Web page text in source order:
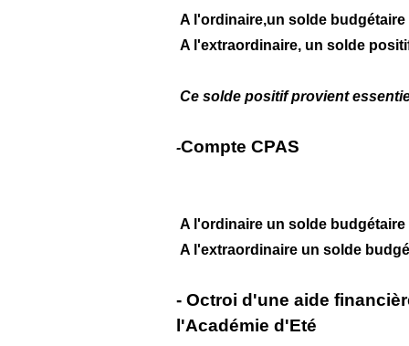
A l'ordinaire,un solde budgétaire
A l'extraordinaire, un solde
Ce solde positif provient
-Compte CPAS
A l'ordinaire un solde budgétaire
A l'extraordinaire un solde
- Octroi d'une aide
l'Académie d'Eté